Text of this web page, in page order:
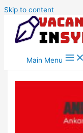
Skip to content
Main Menu